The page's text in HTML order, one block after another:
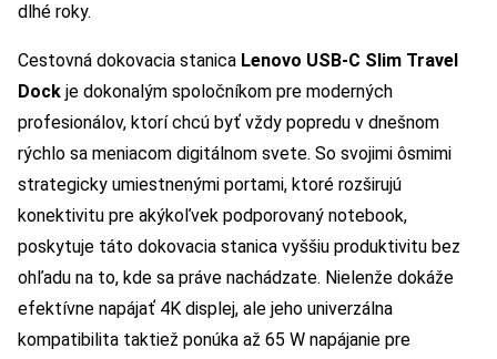
dlhé roky.
Cestovná dokovacia stanica Lenovo USB-C Slim Travel
Dock je dokonalým spoločníkom pre moderných
profesionálov, ktorí chcú byť vždy popredu v dnešnom
rýchlo sa meniacom digitálnom svete. So svojimi ôsmimi
strategicky umiestnenými portami, ktoré rozširujú
konektivitu pre akýkoľvek podporovaný notebook,
poskytuje táto dokovacia stanica vyššiu produktivitu bez
ohľadu na to, kde sa práve nachádzate. Nielenže dokáže
efektívne napájať 4K displej, ale jeho univerzálna
kompatibilita taktiež ponúka až 65 W napájanie pre